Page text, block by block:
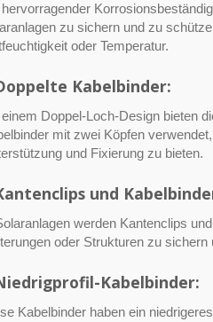
zu sichern und zu
oder Temperatur.
Kabelbinder:
Doppel-Loch-Design bieten
mit zwei Köpfen
und Fixierung zu bieten.
und
werden Kantenclips
oder Strukturen zu
Kabelbinder:
Kabelbinder haben ein